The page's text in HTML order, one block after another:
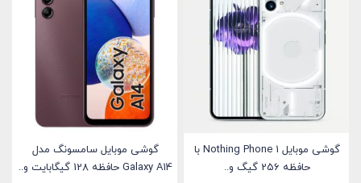
گوشی موبایل Nothing Phone 1 با
حافظه 256 گیگ و..
گوشی موبایل سامسونگ مدل
Galaxy A14 حافظه 128 گیگابایت و..